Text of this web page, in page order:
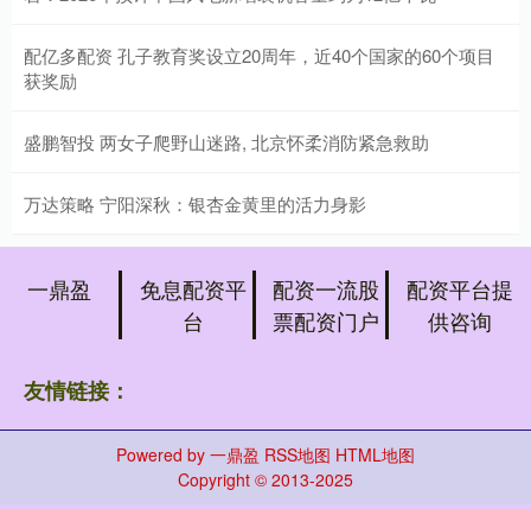
配亿多配资 孔子教育奖设立20周年，近40个国家的60个项目
获奖励
盛鹏智投 两女子爬野山迷路, 北京怀柔消防紧急救助
万达策略 宁阳深秋：银杏金黄里的活力身影
一鼎盈
免息配资平
台
配资一流股
票配资门户
配资平台提
供咨询
友情链接：
Powered by 一鼎盈 RSS地图 HTML地图
Copyright © 2013-2025